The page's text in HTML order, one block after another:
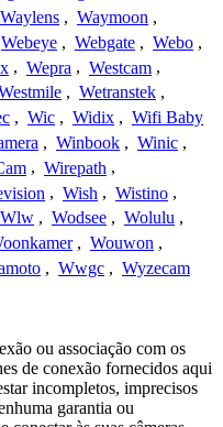
Waylens , Waymoon ,
Webeye , Webgate , Webo ,
, Wepra , Westcam ,
, Wetranstek ,
, Wic , Widix , Wifi Baby
, Winbook , Winic ,
, Wirepath ,
, Wish , Wistino ,
Wlw , Wodsee , Wolulu ,
, Wouwon ,
, Wwgc , Wyzecam
ou associação com os
de conexão fornecidos aqui
incompletos, imprecisos
garantia ou